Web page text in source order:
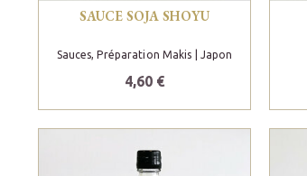
SAUCE SOJA SHOYU
Sauces, Préparation Makis | Japon
4,60 €